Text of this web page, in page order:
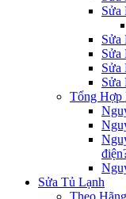
Sửa
Sửa
Sửa
Sửa
Sửa
Tổng Hợp
Sửa Tủ Lạnh
Theo Hãng